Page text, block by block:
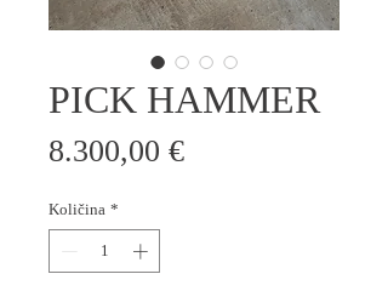
PICK HAMMER
8.300,00 €Cijena
Količina *